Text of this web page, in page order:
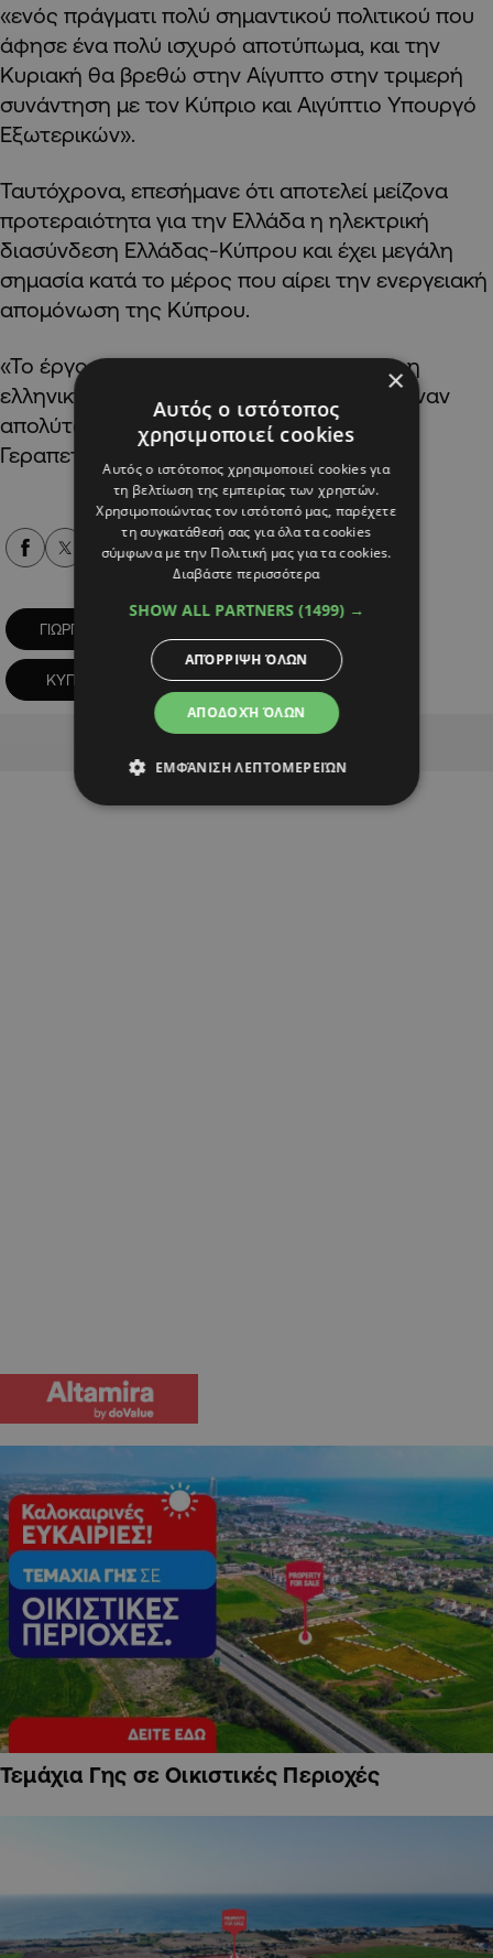
«ενός πράγματι πολύ σημαντικού πολιτικού που
άφησε ένα πολύ ισχυρό αποτύπωμα, και την
Κυριακή θα βρεθώ στην Αίγυπτο στην τριμερή
συνάντηση με τον Κύπριο και Αιγύπτιο Υπουργό
Εξωτερικών».
Ταυτόχρονα, επεσήμανε ότι αποτελεί μείζονα
προτεραιότητα για την Ελλάδα η ηλεκτρική
διασύνδεση Ελλάδας-Κύπρου και έχει μεγάλη
σημασία κατά το μέρος που αίρει την ενεργειακή
απομόνωση της Κύπρου.
«Το έργο το στηρίζει και το έχει στηρίξει η
ελληνική πλευρά αμέριστα και χωρίς κανέναν
απολύτως ενδοιασμό» σημείωσε ο κ.
Γεραπετρίτης.
Alpha Podcasts
ΓΙΩΡΓΟΣ ΓΕΡΑΠΕΤΡΙΤΗΣ
ΚΥΠΡΟΣ ΠΟΛΙΤΙΚΗ
Advertisement
Τεμάχια Γης σε Οικιστικές Περιοχές
×
Αυτός ο ιστότοπος
χρησιμοποιεί cookies
Αυτός ο ιστότοπος χρησιμοποιεί cookies για
τη βελτίωση της εμπειρίας των χρηστών.
Χρησιμοποιώντας τον ιστότοπό μας, παρέχετε
τη συγκατάθεσή σας για όλα τα cookies
σύμφωνα με την Πολιτική μας για τα cookies.
Διαβάστε περισσότερα
SHOW ALL PARTNERS (1499) →
ΑΠΟΔΟΧΉ ΌΛΩΝ
ΑΠΌΡΡΙΨΗ ΌΛΩΝ
ΕΜΦΆΝΙΣΗ ΛΕΠΤΟΜΕΡΕΙΏΝ